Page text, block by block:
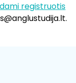
registruotis